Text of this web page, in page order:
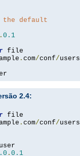
the default
. 0.1
. com/conf/users
2.4:
. com/conf/users
. 0.1